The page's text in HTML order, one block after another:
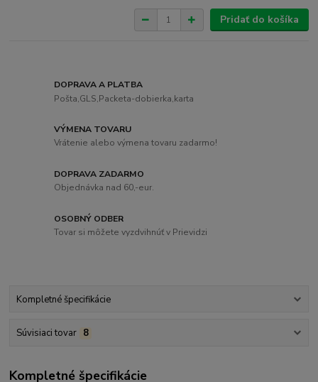
Pridať do košíka
DOPRAVA A PLATBA
Pošta,GLS,Packeta-dobierka,karta
VÝMENA TOVARU
Vrátenie alebo výmena tovaru zadarmo!
DOPRAVA ZADARMO
Objednávka nad 60,-eur.
OSOBNÝ ODBER
Tovar si môžete vyzdvihnúť v Prievidzi
Kompletné špecifikácie
Súvisiaci tovar 8
Kompletné špecifikácie